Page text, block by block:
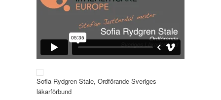
Sofia Rydgren Stale, Ordförande Sveriges
läkarförbund